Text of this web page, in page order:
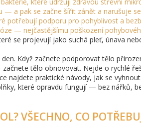
— a pak se začne šířit zánět a narušuje
potřebují podporu pro pohyblivost a
— nejčastějšímu poškození
se projevují jako suchá pleť, únava
Když začnete podporovat tělo
tělo obnovovat. Nejde o rychlé
najdete praktické návody, jak se
které opravdu fungují — bez nářků,
VŠECHNO, CO